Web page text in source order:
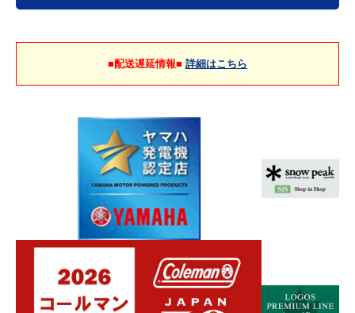
■配送遅延情報■ 詳細はこちら